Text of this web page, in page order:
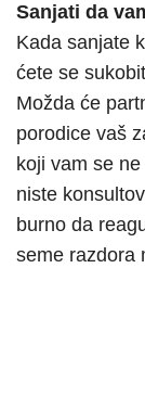
Sanjati da
Kada sanjate
ćete se
Možda će
porodice vaš
koji vam se
niste
burno da
seme razdora